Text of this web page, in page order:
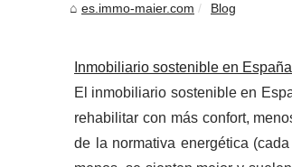
es.immo-maier.com Blog
Inmobiliario sostenible en
El inmobiliario sostenible en
rehabilitar con más confort,
de la normativa energética